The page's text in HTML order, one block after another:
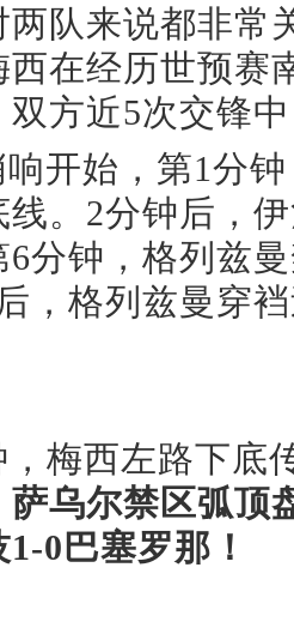
两队来说都非常
西在经历世预赛
双方近5次交锋
响开始，第1分
线。2分钟后，
6分钟，格列兹
，格列兹曼穿
，梅西左路下底
萨乌尔禁区弧顶
0巴塞罗那！